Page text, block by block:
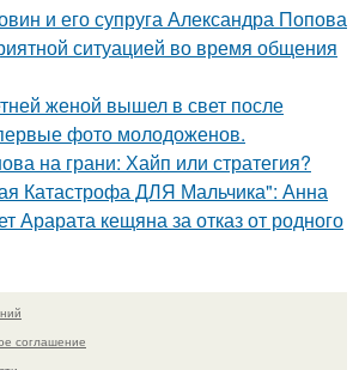
и его супруга Александра Попова
ситуацией во время общения
женой вышел в свет после
фото молодоженов.
на грани: Хайп или стратегия?
Катастрофа ДЛЯ Мальчика": Анна
Арарата кещяна за отказ от родного
соглашение